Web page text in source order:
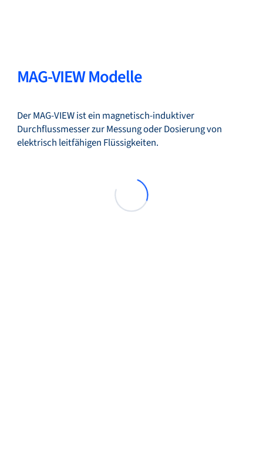
MAG-VIEW Modelle
Der MAG-VIEW ist ein magnetisch-induktiver
Durchflussmesser zur Messung oder Dosierung von
elektrisch leitfähigen Flüssigkeiten.